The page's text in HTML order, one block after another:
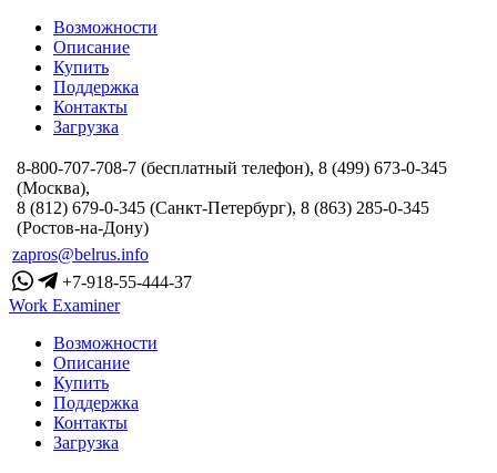
Возможности
Описание
Купить
Поддержка
Контакты
Загрузка
8-800-707-708-7 (бесплатный телефон), 8 (499) 673-0-345
(Москва),
8 (812) 679-0-345 (Санкт-Петербург), 8 (863) 285-0-345
(Ростов-на-Дону)
zapros@belrus.info
+7-918-55-444-37
Work Examiner
Возможности
Описание
Купить
Поддержка
Контакты
Загрузка